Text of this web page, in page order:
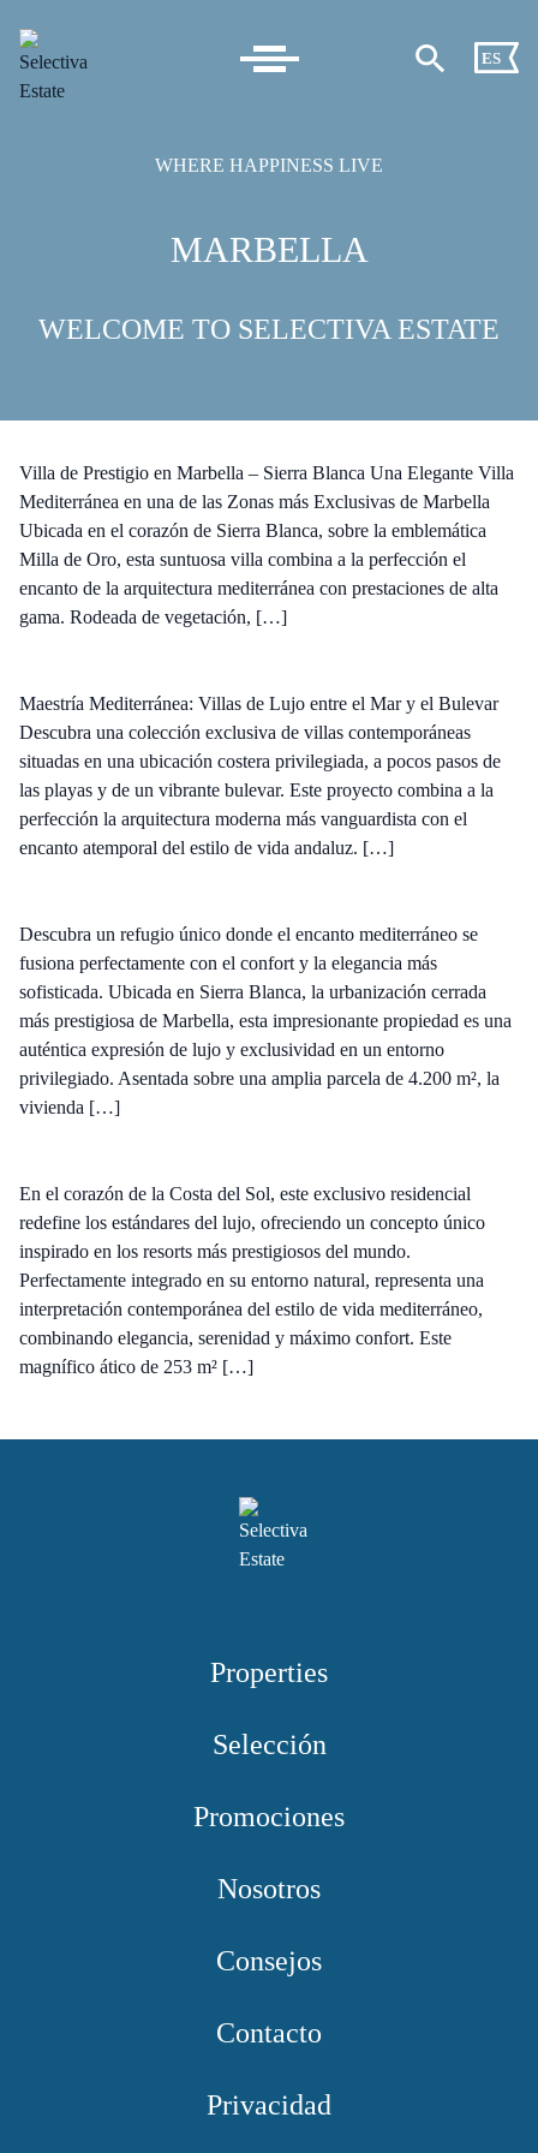
ES
WHERE HAPPINESS LIVE
MARBELLA
WELCOME TO SELECTIVA ESTATE
Villa de Prestigio en Marbella – Sierra Blanca Una Elegante Villa
Mediterránea en una de las Zonas más Exclusivas de Marbella
Ubicada en el corazón de Sierra Blanca, sobre la emblemática
Milla de Oro, esta suntuosa villa combina a la perfección el
encanto de la arquitectura mediterránea con prestaciones de alta
gama. Rodeada de vegetación, […]
Maestría Mediterránea: Villas de Lujo entre el Mar y el Bulevar
Descubra una colección exclusiva de villas contemporáneas
situadas en una ubicación costera privilegiada, a pocos pasos de
las playas y de un vibrante bulevar. Este proyecto combina a la
perfección la arquitectura moderna más vanguardista con el
encanto atemporal del estilo de vida andaluz. […]
Descubra un refugio único donde el encanto mediterráneo se
fusiona perfectamente con el confort y la elegancia más
sofisticada. Ubicada en Sierra Blanca, la urbanización cerrada
más prestigiosa de Marbella, esta impresionante propiedad es una
auténtica expresión de lujo y exclusividad en un entorno
privilegiado. Asentada sobre una amplia parcela de 4.200 m², la
vivienda […]
En el corazón de la Costa del Sol, este exclusivo residencial
redefine los estándares del lujo, ofreciendo un concepto único
inspirado en los resorts más prestigiosos del mundo.
Perfectamente integrado en su entorno natural, representa una
interpretación contemporánea del estilo de vida mediterráneo,
combinando elegancia, serenidad y máximo confort. Este
magnífico ático de 253 m² […]
Properties
Selección
Promociones
Nosotros
Consejos
Contacto
Privacidad